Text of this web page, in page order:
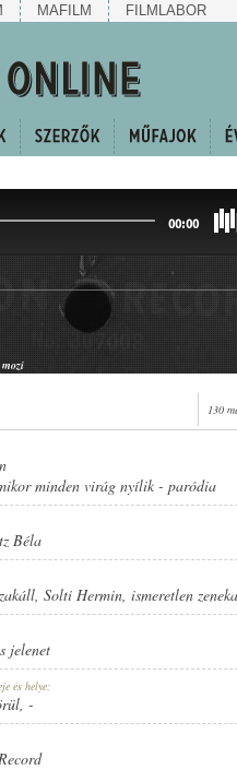
MAFILM FILMLABOR
00:00
mozi
130
minden virág nyílik - paródia
Béla
, Solti Hermin, ismeretlen
jelenet
és helye:
, -